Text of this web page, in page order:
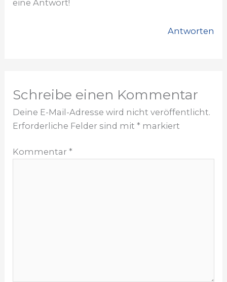
eine Antwort!
Antworten
Schreibe einen Kommentar
Deine E-Mail-Adresse wird nicht veröffentlicht.
Erforderliche Felder sind mit* markiert
Kommentar*